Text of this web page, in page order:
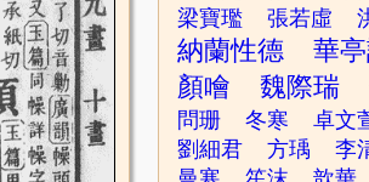
梁寶璼
張若虛
納蘭性德 華
顏噲
魏際瑞
問珊 冬寒
卓文
劉細君
方瑀
李